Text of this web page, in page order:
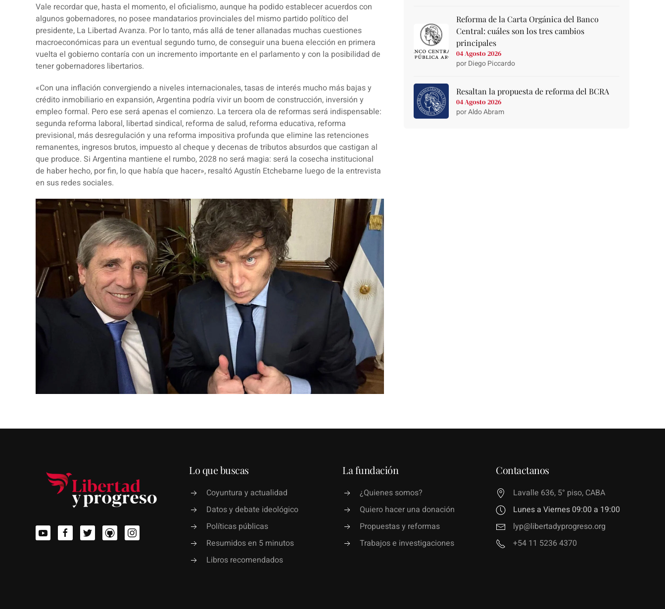
Vale recordar que, hasta el momento, el oficialismo, aunque ha podido establecer acuerdos con
algunos gobernadores, no posee mandatarios provinciales del mismo partido político del
presidente, La Libertad Avanza. Por lo tanto, más allá de tener allanadas muchas cuestiones
macroeconómicas para un eventual segundo turno, de conseguir una buena elección en primera
vuelta el gobierno contaría con un incremento importante en el parlamento y con la posibilidad de
tener gobernadores libertarios.
«Con una inflación convergiendo a niveles internacionales, tasas de interés mucho más bajas y
crédito inmobiliario en expansión, Argentina podría vivir un boom de construcción, inversión y
empleo formal. Pero ese será apenas el comienzo. La tercera ola de reformas será indispensable:
segunda reforma laboral, libertad sindical, reforma de salud, reforma educativa, reforma
previsional, más desregulación y una reforma impositiva profunda que elimine las retenciones
remanentes, ingresos brutos, impuesto al cheque y decenas de tributos absurdos que castigan al
que produce. Si Argentina mantiene el rumbo, 2028 no será magia: será la cosecha institucional
de haber hecho, por fin, lo que había que hacer», resaltó Agustín Etchebarne luego de la entrevista
en sus redes sociales.
Reforma de la Carta Orgánica del Banco
Central: cuáles son los tres cambios
principales
04 Agosto 2026
por Diego Piccardo
Resaltan la propuesta de reforma del BCRA
04 Agosto 2026
por Aldo Abram
Lo que buscas
Coyuntura y actualidad
Datos y debate ideológico
Políticas públicas
Resumidos en 5 minutos
Libros recomendados
La fundación
¿Quienes somos?
Quiero hacer una donación
Propuestas y reformas
Trabajos e investigaciones
Contactanos
Lavalle 636, 5° piso, CABA
Lunes a Viernes 09:00 a 19:00
lyp@libertadyprogreso.org
+54 11 5236 4370